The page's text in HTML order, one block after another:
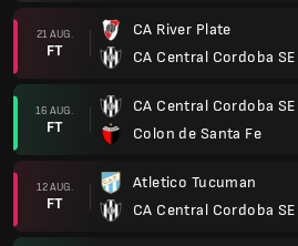
21 AUG.
FT
CA River Plate
CA Central Cordoba SE
16 AUG.
FT
CA Central Cordoba SE
Colon de Santa Fe
12 AUG.
FT
Atletico Tucuman
CA Central Cordoba SE